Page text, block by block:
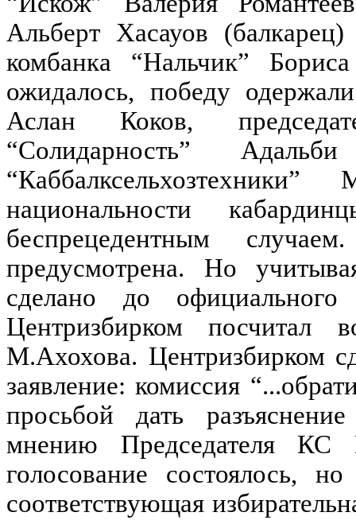
Альберт Хасауов
комбанка “Нальчик”
ожидалось, победу
Аслан Коков,
“Солидарность”
национальности
беспрецедентным
предусмотрена. Но
сделано до официального
Центризбирком посчитал
М.Ахохова. Центризбирком
заявление: комиссия
просьбой дать
мнению Председателя КС
голосование состоялось,
соответствующая